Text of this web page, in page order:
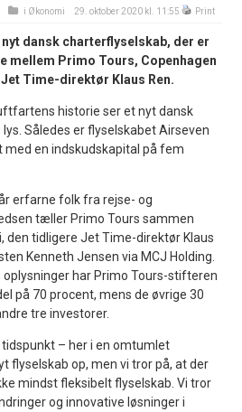
i Økonomi 29. oktober 2020 kl. 11:55 Print
nyt dansk charterflyselskab, der er
mellem Primo Tours, Copenhagen
Time-direktør Klaus Ren.
historie ser et nyt dansk
Således er flyselskabet Airseven
en indskudskapital på fem
erfarne folk fra rejse- og
tæller Primo Tours sammen
den tidligere Jet Time-direktør Klaus
Kenneth Jensen via MCJ Holding.
har Primo Tours-stifteren
på 70 procent, mens de øvrige 30
tre investorer.
– her i en omtumlet
flyselskab op, men vi tror på, at der
mindst fleksibelt flyselskab. Vi tror
og innovative løsninger i